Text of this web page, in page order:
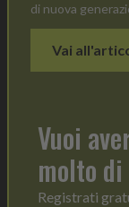
di nuova
Vai
Vuoi
molto
Registrati